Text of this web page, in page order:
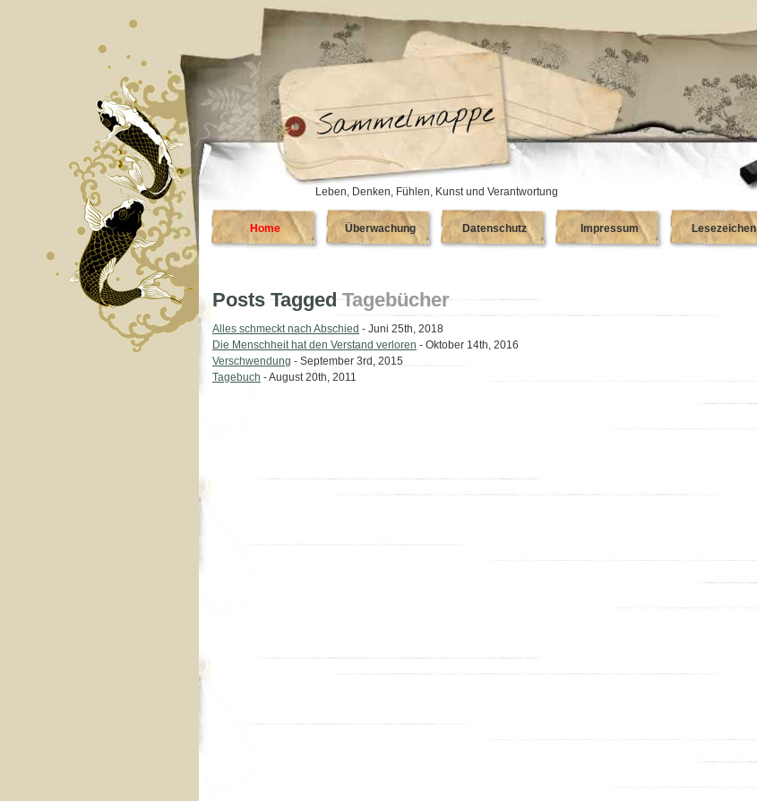
Leben, Denken, Fühlen, Kunst und Verantwortung
Home Überwachung Datenschutz Impressum Lesezeichen
Posts Tagged Tagebücher
Alles schmeckt nach Abschied - Juni 25th, 2018
Die Menschheit hat den Verstand verloren - Oktober 14th, 2016
Verschwendung - September 3rd, 2015
Tagebuch - August 20th, 2011